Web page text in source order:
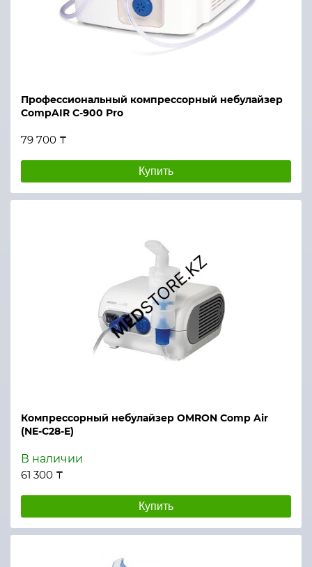
Профессиональный компрессорный небулайзер
CompAIR C-900 Pro
79 700 ₸
Купить
Компрессорный небулайзер OMRON Comp Air
(NE-C28-E)
В наличии
61 300 ₸
Купить